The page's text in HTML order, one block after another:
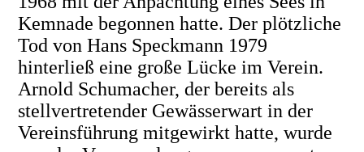
Kemnade begonnen hatte. Der plötzliche
Tod von Hans Speckmann 1979
hinterließ eine große Lücke im Verein.
Arnold Schumacher, der bereits als
stellvertretender Gewässerwart in der
Vereinsführung mitgewirkt hatte, wurde